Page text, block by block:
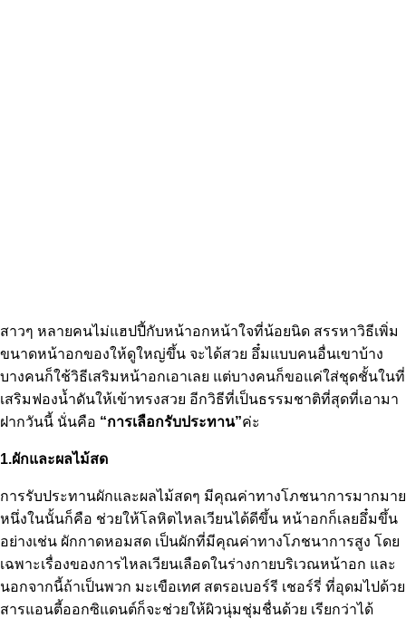
สาวๆ หลายคนไม่แฮปปี้กับหน้าอกหน้าใจที่น้อยนิด สรรหาวิธีเพิ่ม
ขนาดหน้าอกของให้ดูใหญ่ขึ้น จะได้สวย อึ๋มแบบคนอื่นเขาบ้าง
บางคนก็ใช้วิธีเสริมหน้าอกเอาเลย แต่บางคนก็ขอแค่ใส่ชุดชั้นในที่
เสริมฟองน้ำดันให้เข้าทรงสวย อีกวิธีที่เป็นธรรมชาติที่สุดที่เอามา
ฝากวันนี้ นั่นคือ “การเลือกรับประทาน”ค่ะ
1.ผักและผลไม้สด
การรับประทานผักและผลไม้สดๆ มีคุณค่าทางโภชนาการมากมาย
หนึ่งในนั้นก็คือ ช่วยให้โลหิตไหลเวียนได้ดีขึ้น หน้าอกก็เลยอึ๋มขึ้น
อย่างเช่น ผักกาดหอมสด เป็นผักที่มีคุณค่าทางโภชนาการสูง โดย
เฉพาะเรื่องของการไหลเวียนเลือดในร่างกายบริเวณหน้าอก และ
นอกจากนี้ถ้าเป็นพวก มะเขือเทศ สตรอเบอร์รี เชอร์รี่ ที่อุดมไปด้วย
สารแอนตี้ออกซิแดนต์ก็จะช่วยให้ผิวนุ่มชุ่มชื่นด้วย เรียกว่าได้